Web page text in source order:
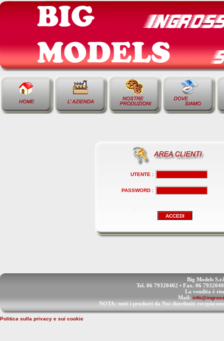
UTENTE :
PASSWORD :
Big Models
Tel. 06 79320402 • Fax. 06
La vendita è
Mail:
NOTA: tutti i prodotti da Noi distribuiti
Politica sulla privacy e sui cookie